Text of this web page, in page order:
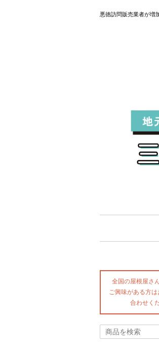
悪徳訪問販売業者が増
全国の屋根屋さ
ご興味がある方
合わせく